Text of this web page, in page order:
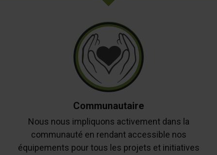
Communautaire
Nous nous impliquons activement dans la
communauté en rendant accessible nos
équipements pour tous les projets et initiatives